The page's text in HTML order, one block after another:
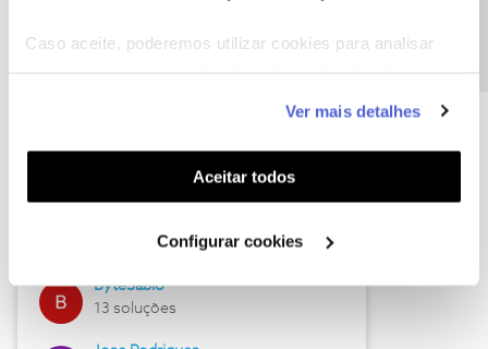
Caso aceite, poderemos utilizar cookies para analisar
funcionalidades (cookies de personalização e
funcionalidade) e adaptar anúncios aos seus interesses
(cookies de publicidade personalizada). Pode gerir a
utilização dos cookies clicando em "Configurar
Ver mais detalhes
Aceitar todos
Configurar cookies
Hall of Fame de julho
17 soluções
ByteSábio
13 soluções